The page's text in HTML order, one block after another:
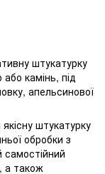
штукатурку
камінь, під
апельсинової
штукатурку
обробки з
а також